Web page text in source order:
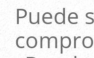
Puede